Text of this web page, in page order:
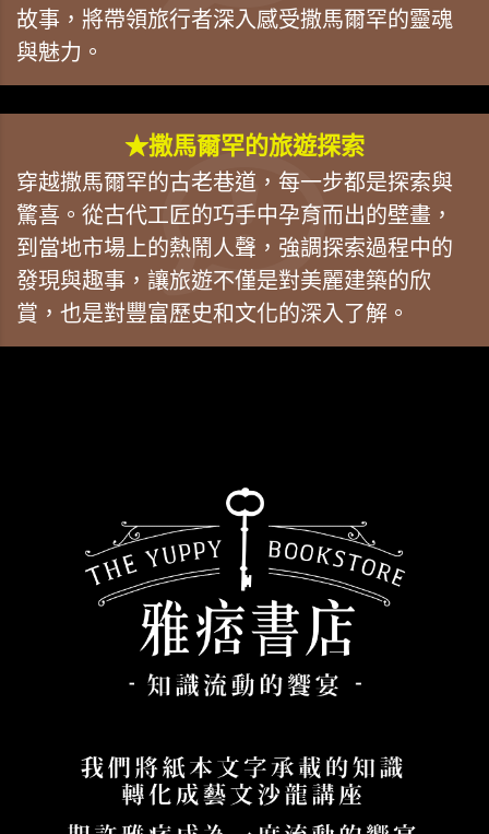
故事，將帶領旅行者深入感受撒馬爾罕的靈魂
與魅力。
★撒馬爾罕的旅遊探索
穿越撒馬爾罕的古老巷道，每一步都是探索與
驚喜。從古代工匠的巧手中孕育而出的壁畫，
到當地市場上的熱鬧人聲，強調探索過程中的
發現與趣事，讓旅遊不僅是對美麗建築的欣
賞，也是對豐富歷史和文化的深入了解。